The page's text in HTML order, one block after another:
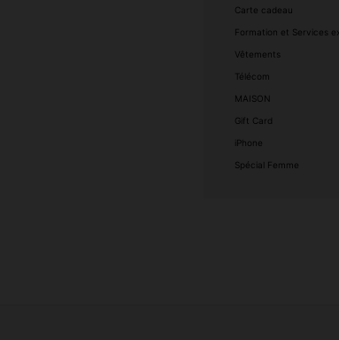
Carte cadeau
Formation et Services
Vêtements
Télécom
MAISON
Gift Card
iPhone
Spécial Femme